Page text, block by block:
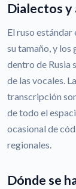
Dialectos y
El ruso
su tamaño, y los
dentro de Rusia
de las vocales.
transcripción
de todo el
ocasional de
regionales.
Dónde se